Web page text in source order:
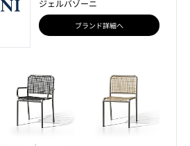
ジェルバゾーニ
ブランド詳細へ